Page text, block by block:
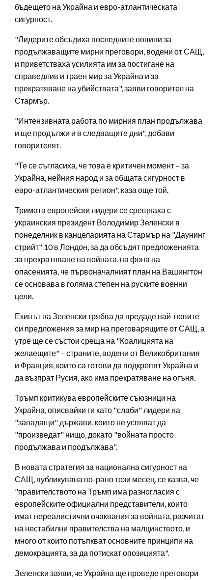
бъдещето на Украйна и евро-атлантическата
сигурност.
"Лидерите обсъдиха последните новини за
продължаващите мирни преговори, водени от САЩ,
и приветстваха усилията им за постигане на
справедлив и траен мир за Украйна и за
прекратяване на убийствата", заяви говорител на
Стармър.
"Интензивната работа по мирния план продължава
и ще продължи и в следващите дни", добави
говорителят.
"Те се съгласиха, че това е критичен момент – за
Украйна, нейния народ и за общата сигурност в
евро-атлантическия регион", каза още той.
Тримата европейски лидери се срещнаха с
украинския президент Володимир Зеленски в
понеделник в канцеларията на Стармър на "Даунинг
стрийт" 10 в Лондон, за да обсъдят предложенията
за прекратяване на войната, на фона на
опасенията, че първоначалният план на Вашингтон
се основава в голяма степен на руските военни
цели.
Екипът на Зеленски трябва да предаде най-новите
си предложения за мир на преговарящите от САЩ, а
утре ще се състои среща на "Коалицията на
желаещите" – страните, водени от Великобритания
и Франция, които са готови да подкрепят Украйна и
да възпрат Русия, ако има прекратяване на огъня.
Тръмп критикува европейските съюзници на
Украйна, описвайки ги като "слаби" лидери на
"западащи" държави, които не успяват да
"произведат" нищо, докато "войната просто
продължава и продължава".
В новата стратегия за национална сигурност на
САЩ, публикувана по-рано този месец, се казва, че
"правителството на Тръмп има разногласия с
европейските официални представители, които
имат нереалистични очаквания за войната, разчитат
на нестабилни правителства на малцинството, и
много от които потъпкват основните принципи на
демокрацията, за да потискат опозицията".
Зеленски заяви, че Украйна ще проведе преговори